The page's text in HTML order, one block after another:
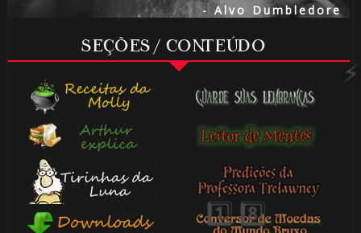
- Alvo Dumbledore
SEÇÕES / CONTEÚDO
1️⃣ 8️⃣